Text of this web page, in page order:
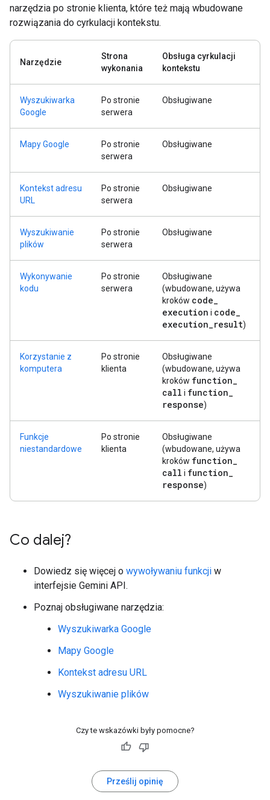
narzędzia po stronie klienta, które też mają wbudowane
rozwiązania do cyrkulacji kontekstu.
Narzędzie
Strona
wykonania
Obsługa cyrkulacji
kontekstu
Wyszukiwarka
Google
Po stronie
serwera
Obsługiwane
Mapy Google
Po stronie
serwera
Obsługiwane
Kontekst adresu
URL
Po stronie
serwera
Obsługiwane
Wyszukiwanie
plików
Po stronie
serwera
Obsługiwane
Wykonywanie
kodu
Po stronie
serwera
Obsługiwane
(wbudowane, używa
kroków code_
execution i code_
execution_result)
Korzystanie z
komputera
Po stronie
klienta
Obsługiwane
(wbudowane, używa
kroków function_
call i function_
response)
Funkcje
niestandardowe
Po stronie
klienta
Obsługiwane
(wbudowane, używa
kroków function_
call i function_
response)
Co dalej?
Dowiedz się więcej o wywoływaniu funkcji w
interfejsie Gemini API.
Poznaj obsługiwane narzędzia:
Wyszukiwarka Google
Mapy Google
Kontekst adresu URL
Wyszukiwanie plików
Czy te wskazówki były pomocne?
Prześlij opinię